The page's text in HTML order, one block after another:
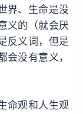
界、生命是没
义的（就会厌
反义词，但是
没有意义，
命观和人生观